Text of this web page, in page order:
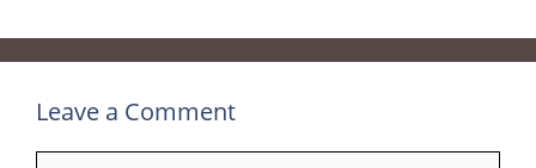
Leave a Comment